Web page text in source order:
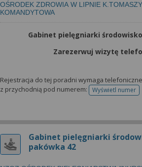
OŚRODEK ZDROWIA W LIPNIE
KOMANDYTOWA
Gabinet pielęgniarki
Zarezerwuj wizytę
Rejestracja do tej poradni wymaga
z przychodnią pod numerem:
Wyświetl numer
telefonu
Gabinet pielęgniarki
pakówka 42